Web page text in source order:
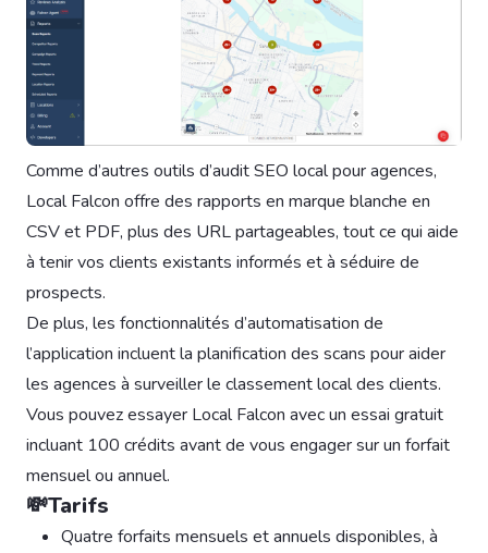
Comme d’autres outils d’audit SEO local pour agences,
Local Falcon offre des rapports en marque blanche en
CSV et PDF, plus des URL partageables, tout ce qui aide
à tenir vos clients existants informés et à séduire de
prospects.
De plus, les fonctionnalités d’automatisation de
l’application incluent la planification des scans pour aider
les agences à surveiller le classement local des clients.
Vous pouvez essayer Local Falcon avec un essai gratuit
incluant 100 crédits avant de vous engager sur un forfait
mensuel ou annuel.
💸Tarifs
Quatre forfaits mensuels et annuels disponibles, à